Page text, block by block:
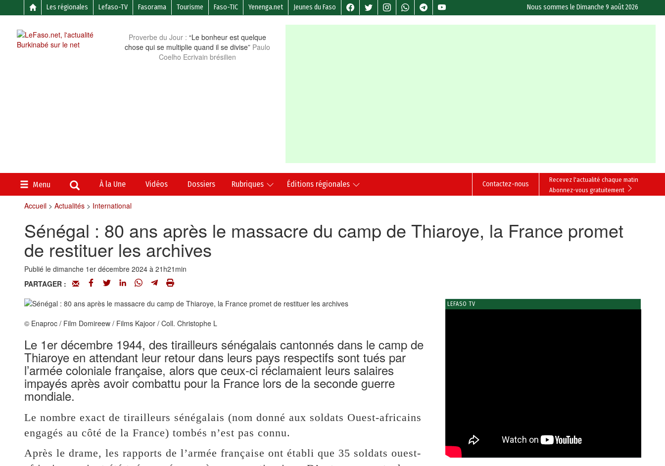
Les régionales Lefaso-TV Fasorama Tourisme Faso-TIC Yenenga.net Jeunes du Faso Nous sommes leDimanche 9 août 2026
Proverbe du Jour : “Le bonheur est quelque
chose qui se multiplie quand il se divise” Paulo
Coelho Ecrivain brésilien
Menu À la Une Vidéos Dossiers Rubriques Éditions régionales
Recevez l'actualité chaque matin
Abonnez-vous gratuitement
Contactez-nous
Accueil> Actualités> International
Sénégal : 80 ans après le massacre du camp de Thiaroye, la France promet
de restituer les archives
Publié le dimanche 1er décembre 2024 à 21h21min
PARTAGER :
© Enaproc / Film Domireew / Films Kajoor / Coll. Christophe L
Le 1er décembre 1944, des tirailleurs sénégalais cantonnés dans le camp de
Thiaroye en attendant leur retour dans leurs pays respectifs sont tués par
l’armée coloniale française, alors que ceux-ci réclamaient leurs salaires
impayés après avoir combattu pour la France lors de la seconde guerre
mondiale.
Le nombre exact de tirailleurs sénégalais (nom donné aux soldats Ouest-africains
engagés au côté de la France) tombés n’est pas connu.
Après le drame, les rapports de l’armée française ont établi que 35 soldats ouest-
LEFASO TV